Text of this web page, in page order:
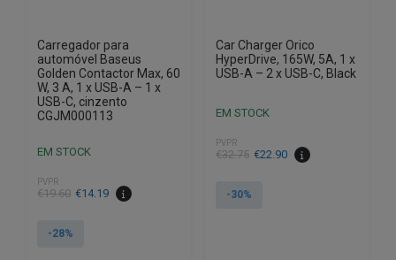
Carregador para
automóvel Baseus
Golden Contactor Max, 60
W, 3 A, 1 x USB-A – 1 x
USB-C, cinzento
CGJM000113
EM STOCK
PVPR
€19.60
O
original
€14.19
O
atual
-28%
Car Charger Orico
HyperDrive, 165W, 5A, 1 x
USB-A – 2 x USB-C, Black
EM STOCK
PVPR
€32.75
O
original
€22.90
O
atual
-30%